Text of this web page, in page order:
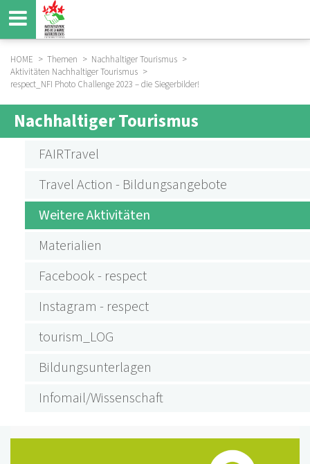
Direkt
zum
Inhalt
BREADCRUMB
HOME Themen
Nachhaltiger Tourismus
Aktivitäten Nachhaltiger Tourismus
respect_NFI Photo Challenge 2023 – die Siegerbilder!
SUBMENU
AKTIVITÄTEN
NACHHALTIGER
TOURISMUS
Nachhaltiger Tourismus
FAIRTravel
Travel Action - Bildungsangebote
Weitere Aktivitäten
Materialien
Facebook - respect
Instagram - respect
tourism_LOG
Bildungsunterlagen
Infomail/Wissenschaft